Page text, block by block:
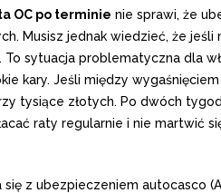
OC po terminie nie sprawi, że
Musisz jednak wiedzieć, że jeśli
To sytuacja problematyczna dla
kary. Jeśli między
tysiące złotych. Po dwóch
raty regularnie i nie martwić
się z ubezpieczeniem autocasco